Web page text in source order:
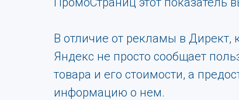
В отличие от рекламы в
Яндекс не просто сообщает
товара и его стоимости, а
информацию о нем.